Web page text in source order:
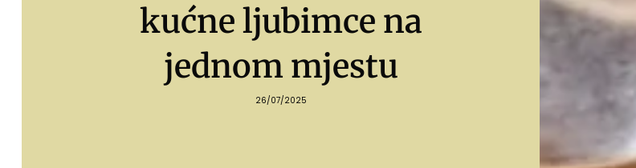
kućne ljubimce na
jednom mjestu
26/07/2025